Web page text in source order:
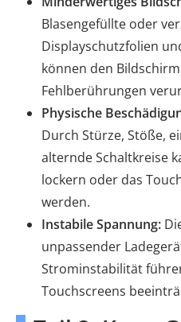
Blasengefüllte oder
Displayschutzfolien
können den
Fehlberührungen
Physische
Durch Stürze, Stöße,
alternde Schaltkreise
lockern oder das
werden.
Instabile Spannung:
unpassender
Strominstabilität
Touchscreens